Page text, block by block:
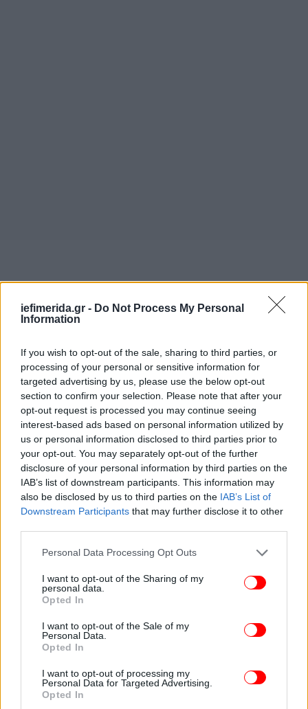
iefimerida.gr - Do Not Process My Personal
Information
If you wish to opt-out of the sale, sharing to third parties, or
processing of your personal or sensitive information for
targeted advertising by us, please use the below opt-out
section to confirm your selection. Please note that after your
opt-out request is processed you may continue seeing
interest-based ads based on personal information utilized by
us or personal information disclosed to third parties prior to
your opt-out. You may separately opt-out of the further
disclosure of your personal information by third parties on the
IAB’s list of downstream participants. This information may
also be disclosed by us to third parties on the IAB’s List of
Downstream Participants that may further disclose it to other
Please note that this website/app uses one or more Google
not limited to your visit or usage behaviour. You may click to
grant or deny consent to Google and its third-party tags to
use your data for below specified purposes in below Google
consent section.
Personal Data Processing Opt Outs
I want to opt-out of the Sharing of my
personal data.
Opted In
I want to opt-out of the Sale of my
Personal Data.
Opted In
I want to opt-out of processing my
Personal Data for Targeted Advertising.
Opted In
Εκπληκτική η χορογραφία του Νταμιέν Ζαλέ,
καθηλωτική, υπνωτική, αντλεί από βαθιά
εγγεγραμμένους κώδικες της εφηβείας, από την
κουλτούρα των ανδρικών ομάδων, από την
πειθαρχία που μετατρέπεται σε εκτόνωση, και αυτό
έχει σημασία, γιατί η σκηνή δεν είναι απλώς
εντυπωσιακή. Είναι μια ακριβής μελέτη του πώς
συγκροτείται μια αγέλη, πώς παράγεται η συνοχή
μέσα από επανάληψη και συγχρονισμό, πώς η
ατομικότητα υποχωρεί μπροστά σε έναν κοινό
ρυθμό που μπορεί να γίνει τόσο απελευθερωτικός